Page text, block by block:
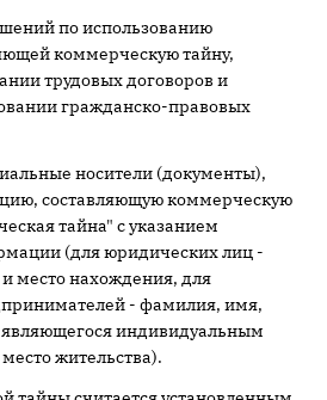
по использованию
коммерческую тайну,
трудовых договоров и
гражданско-правовых
носители (документы),
составляющую коммерческую
тайна" с указанием
(для юридических лиц -
место нахождения, для
- фамилия, имя,
индивидуальным
жительства).